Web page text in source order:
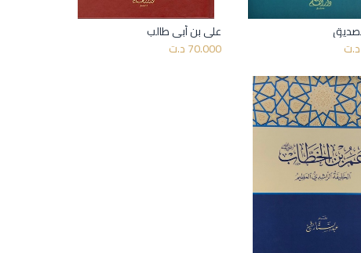
أضف إلى السلة
د.ت
أضف إلى السلةعلي بن أبي طالب
70.000د.ت